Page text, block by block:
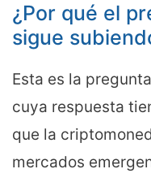
¿Por qué el
sigue
Esta es la
cuya respuesta
que la
mercados